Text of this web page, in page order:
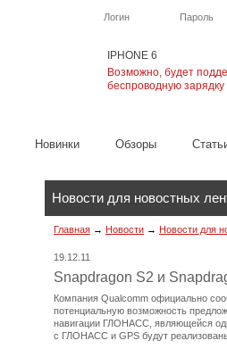
IPHONE 6
Возможно, будет
беспроводную зарядку
Логин Пароль
Новинки Обзоры
Новости для новостных
Главная → Новости → Новости для
19.12.11
Snapdragon S2 и
Компания Qualcomm официально
потенциальную возможность
навигации ГЛОНАСС, являющейся
с ГЛОНАСС и GPS будут